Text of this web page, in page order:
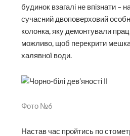
будинок взагалі не впізнати –
сучасний двоповерховий
колонка, яку демонтували
можливо, щоб перекрити
халявної води.
Фото №6
Настав час пройтись по